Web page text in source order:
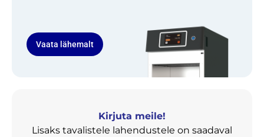
Vaata lähemalt
Kirjuta meile!
Lisaks tavalistele lahendustele on saadaval